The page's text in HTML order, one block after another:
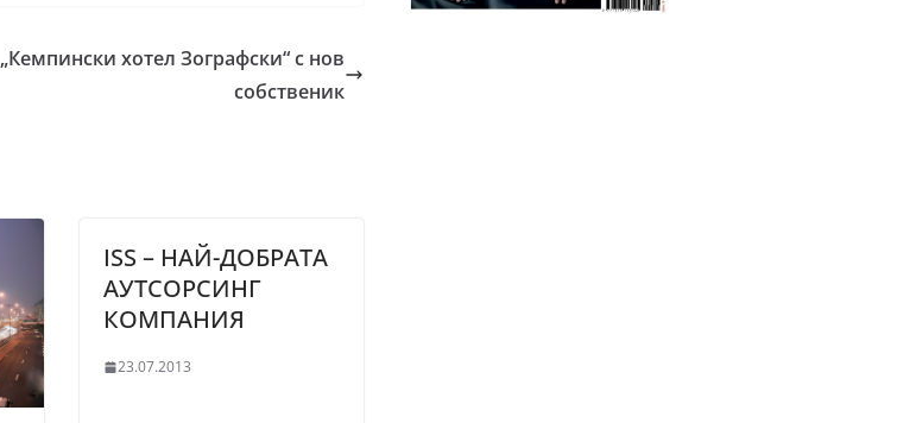
„Кемпински хотел Зографски“ с нов
собственик
ISS – НАЙ-ДОБРАТА
АУТСОРСИНГ
КОМПАНИЯ
23.07.2013